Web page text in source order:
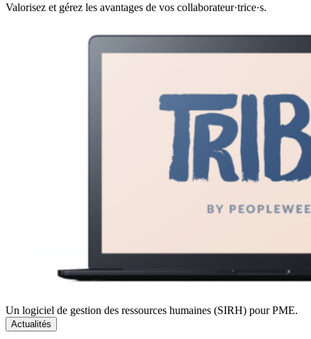
Valorisez et gérez les avantages de vos collaborateur·trice·s.
Un logiciel de gestion des ressources humaines (SIRH) pour PME.
Actualités